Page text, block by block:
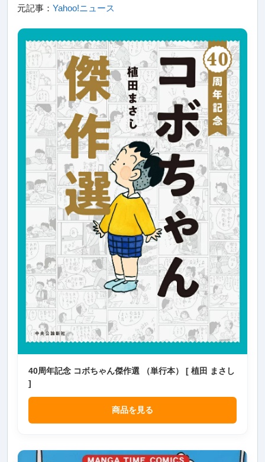
元記事： Yahoo!ニュース
40周年記念 コボちゃん傑作選 （単行本） [ 植田 まさし
]
商品を見る